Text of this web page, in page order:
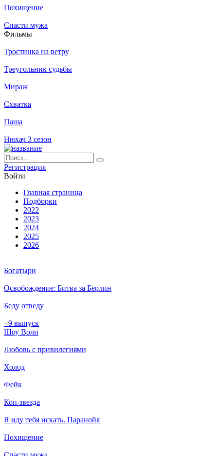
Похищение
Спасти мужа
Филь­мы
Тростинка на ветру
Треугольник судьбы
Мираж
Схватка
Паша
Нюхач 3 сезон
Ре­ги­ст­ра­ция
Вой­ти
Глав­ная стра­ни­ца
Подборки
2022
2023
2024
2025
2026
Богатыри
Освобождение: Битва за Берлин
Беду отведу
+9 выпуск
Шоу Воли
Любовь с привилегиями
Холод
Фейк
Коп-звезда
Я иду тебя искать. Паранойя
Похищение